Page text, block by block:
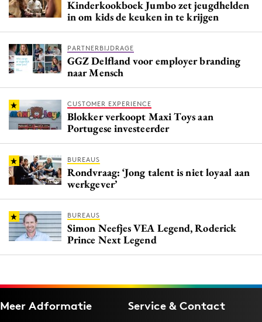
Kinderkookboek Jumbo zet jeugdhelden
in om kids de keuken in te krijgen
PARTNERBIJDRAGE
GGZ Delfland voor employer branding
naar Mensch
CUSTOMER EXPERIENCE
Blokker verkoopt Maxi Toys aan
Portugese investeerder
BUREAUS
Rondvraag: ‘Jong talent is niet loyaal aan
werkgever’
BUREAUS
Simon Neefjes VEA Legend, Roderick
Prince Next Legend
Meer Adformatie Service & Contact